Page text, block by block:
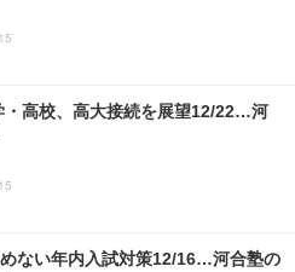
・高校、高大接続を展望12/22…河
ない年内入試対策12/16…河合塾の